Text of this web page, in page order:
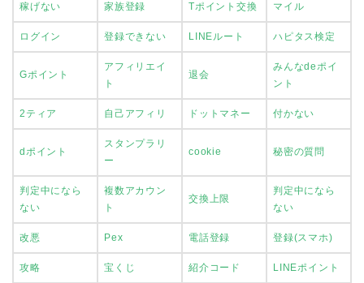
稼げない 家族登録 Tポイント交換 マイル
ログイン 登録できない LINEルート ハピタス検定
Gポイント
アフィリエイ
ト
退会
みんなdeポイ
ント
2ティア 自己アフィリ ドットマネー 付かない
dポイント
スタンプラリ
ー
cookie 秘密の質問
判定中になら
ない
複数アカウン
ト
交換上限
判定中になら
ない
改悪 Pex 電話登録 登録(スマホ)
攻略 宝くじ 紹介コード LINEポイント